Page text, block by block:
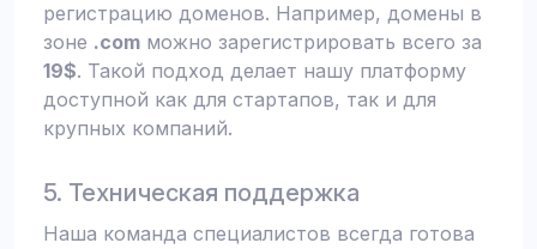
регистрацию доменов. Например, домены в
зоне .com можно зарегистрировать всего за
19$. Такой подход делает нашу платформу
доступной как для стартапов, так и для
крупных компаний.
5. Техническая поддержка
Наша команда специалистов всегда готова